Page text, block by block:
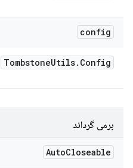
config
TombstoneUtils. Config
برمی گرداند
AutoCloseable